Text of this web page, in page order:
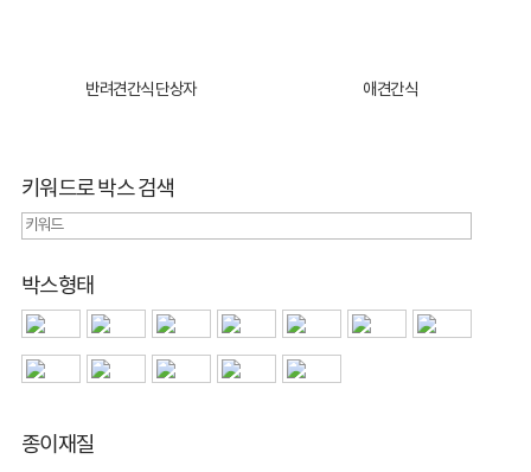
반려견간식 단상자 애견간식
키워드로 박스 검색
박스형태
종이재질